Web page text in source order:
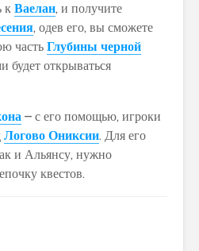
к Ваелан, и получите
, одев его, вы сможете
часть Глубины черной
будет открываться
– с его помощью, игроки
Логово Ониксии. Для его
и Альянсу, нужно
квестов.